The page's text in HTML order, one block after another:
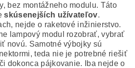
bez montážneho modulu. Táto
skúsenejších užívateľov.
nejde o raketové inžinierstvo.
lampový modul rozobrať, vybrať
novú. Samotné výbojky sú
teda nie je potrebné riešiť
dokonca pájkovanie. Iba nejde o